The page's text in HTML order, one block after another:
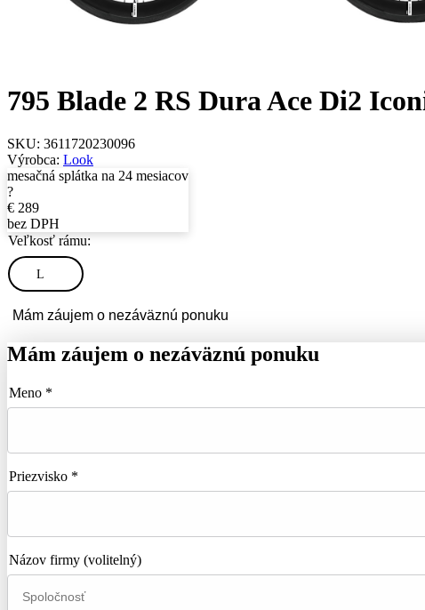
795 Blade 2 RS Dura Ace Di2
SKU: 3611720230096
Výrobca: Look
mesačná splátka na 24 mesiacov
?
€ 289
bez DPH
Veľkosť rámu:
L
Mám záujem o nezáväznú ponuku
Mám záujem o nezáväznú ponuku
Meno *
Priezvisko *
Názov firmy (volitelný)